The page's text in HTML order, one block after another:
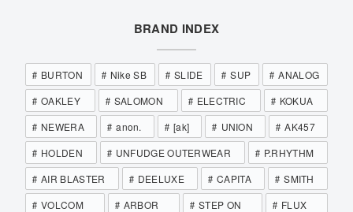
BRAND INDEX
BURTON Nike SB SLIDE SUP
ANALOG
OAKLEY
SALOMON ELECTRIC
KOKUA
NEWERA
anon. [ak] UNION
AK457
HOLDEN
UNFUDGE OUTERWEAR
P.RHYTHM
AIR BLASTER
DEELUXE CAPITA
SMITH
VOLCOM
ARBOR STEP ON
FLUX